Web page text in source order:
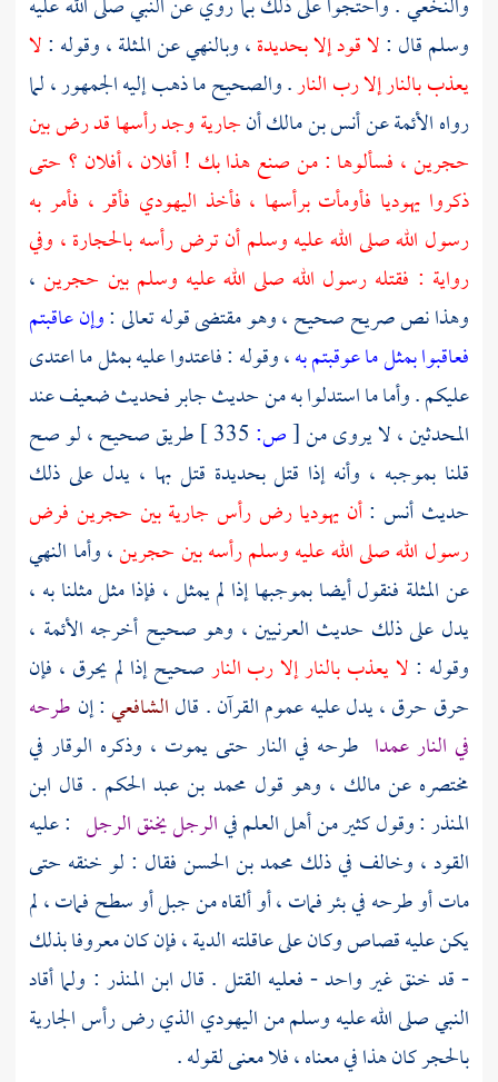
وسلم قال :لا قود إلا بحديدة، وبالنهي عن المثلة ، وقوله :لا
يعذب بالنار إلا رب النار. والصحيح ما ذهب إليه الجمهور ، لما
رواه الأئمة عنأنس بن مالكأنجارية وجد رأسها قد رض بين
حجرين ، فسألوها : من صنع هذا بك ! أفلان ، أفلان ؟ حتى
ذكروا يهوديا فأومأت برأسها ، فأخذ اليهودي فأقر ، فأمر به
رسول الله صلى الله عليه وسلم أن ترض رأسه بالحجارة ، وفي
رواية : فقتله رسول الله صلى الله عليه وسلم بين حجرين ،
وهذا نص صريح صحيح ، وهو مقتضى قوله تعالى :وإن عاقبتم
فعاقبوا بمثل ما عوقبتم به، وقوله : فاعتدوا عليه بمثل ما اعتدى
عليكم . وأما ما استدلوا به من حديثجابرفحديث ضعيف عند
المحدثين ، لا يروى من[ص:
طريق صحيح ، لو صح
قلنا بموجبه ، وأنه إذا قتل بحديدة قتل بها ، يدل على ذلك
حديث أنس :أن يهوديا رض رأس جارية بين حجرين فرض
رسول الله صلى الله عليه وسلم رأسه بين حجرين، وأما النهي
عن المثلة فنقول أيضا بموجبها إذا لم يمثل ، فإذا مثل مثلنا به ،
يدل على ذلك حديث العرنيين ، وهو صحيح أخرجه الأئمة ،
وقوله : لا يعذب بالنار إلا رب النارصحيح إذا لم يحرق ، فإن
حرق حرق ، يدل عليه عموم القرآن . قالالشافعي: إن طرحه
في النار عمدا طرحه في النار حتى يموت ، وذكره الوقار في
مختصره عنمالك ، وهو قول محمد بن عبد الحكم . قال ابن
المنذر: وقول كثير من أهل العلم فيالرجل يخنق الرجل : عليه
القود ، وخالف في ذلك محمد بن الحسنفقال : لو خنقه حتى
مات أو طرحه في بئر فمات ، أو ألقاه من جبل أو سطح فمات ، لم
يكن عليه قصاص وكان على عاقلته الدية ، فإن كان معروفا بذلك
- قد خنق غير واحد - فعليه القتل . قال ابن المنذر : ولما أقاد
النبي صلى الله عليه وسلم من اليهودي الذي رض رأس الجارية
بالحجر كان هذا في معناه ، فلا معنى لقوله .